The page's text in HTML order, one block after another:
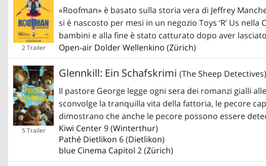
2 Trailer
«Roofman» è basato sulla storia vera di Jeffrey
si è nascosto per mesi in un negozio Toys ‘R’ Us
bambini e alla fine è stato catturato dopo aver
Open-air Dolder Wellenkino (Zürich)
5 Trailer
Glennkill: Ein Schafskrimi (The Sheep Detectives)
Il pastore George legge ogni sera dei romanzi gialli
sconvolge la tranquilla vita della fattoria, le pecore
dimostrano che anche le pecore possono essere
Kiwi Center9 (Winterthur)
Pathé Dietlikon 6 (Dietlikon)
blue Cinema Capitol 2 (Zürich)